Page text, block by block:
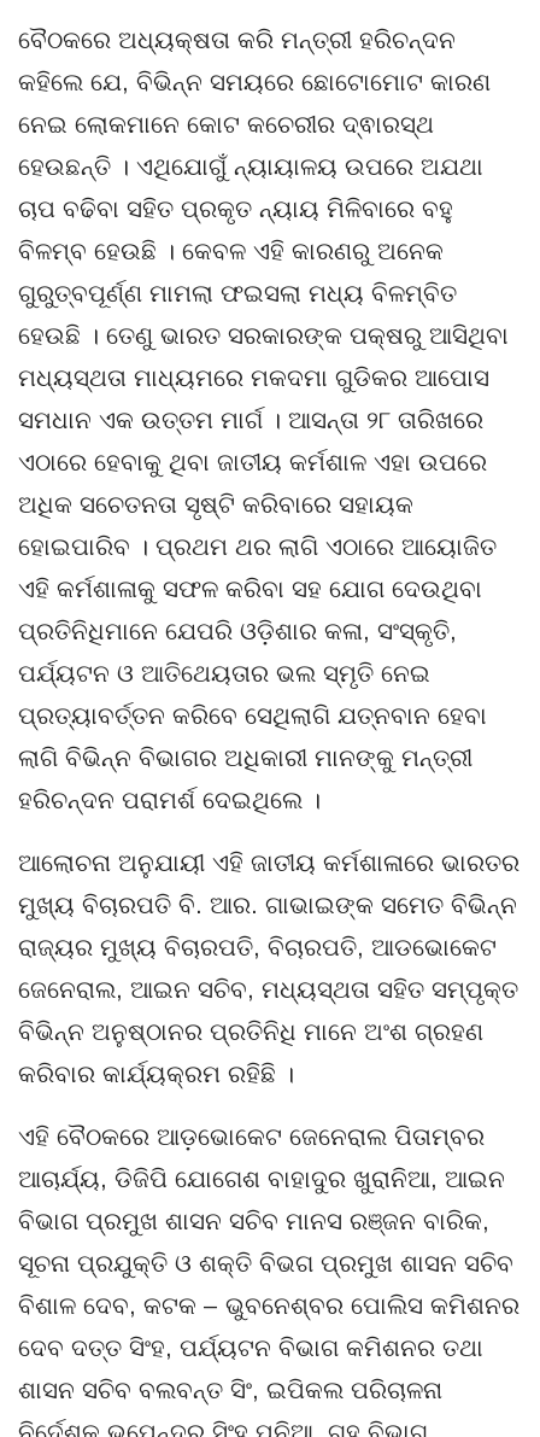
ବୈଠକରେ ଅଧ୍ୟକ୍ଷତା କରି ମନ୍ତ୍ରୀ ହରିଚନ୍ଦନ
କହିଲେ ଯେ, ବିଭିନ୍ନ ସମୟରେ ଛୋଟୋମୋଟ କାରଣ
ନେଇ ଲୋକମାନେ କୋଟ କଚେରୀର ଦ୍ଵାରସ୍ଥ
ହେଉଛନ୍ତି । ଏଥିଯୋଗୁଁ ନ୍ୟାୟାଳୟ ଉପରେ ଅଯଥା
ଚାପ ବଢିବା ସହିତ ପ୍ରକୃତ ନ୍ୟାୟ ମିଳିବାରେ ବହୁ
ବିଳମ୍ବ ହେଉଛି । କେବଳ ଏହି କାରଣରୁ ଅନେକ
ଗୁରୁତ୍ବପୂର୍ଣ୍ଣ ମାମଲା ଫଇସଲା ମଧ୍ୟ ବିଳମ୍ବିତ
ହେଉଛି । ତେଣୁ ଭାରତ ସରକାରଙ୍କ ପକ୍ଷରୁ ଆସିଥିବା
ମଧ୍ୟସ୍ଥତା ମାଧ୍ୟମରେ ମକଦମା ଗୁଡିକର ଆପୋସ
ସମଧାନ ଏକ ଉତ୍ତମ ମାର୍ଗ । ଆସନ୍ତା ୨୮ ତାରିଖରେ
ଏଠାରେ ହେବାକୁ ଥିବା ଜାତୀୟ କର୍ମଶାଳ ଏହା ଉପରେ
ଅଧିକ ସଚେତନତା ସୃଷ୍ଟି କରିବାରେ ସହାୟକ
ହୋଇପାରିବ । ପ୍ରଥମ ଥର ଲାଗି ଏଠାରେ ଆୟୋଜିତ
ଏହି କର୍ମଶାଳାକୁ ସଫଳ କରିବା ସହ ଯୋଗ ଦେଉଥିବା
ପ୍ରତିନିଧିମାନେ ଯେପରି ଓଡ଼ିଶାର କଳା, ସଂସ୍କୃତି,
ପର୍ଯ୍ୟଟନ ଓ ଆତିଥେୟତାର ଭଲ ସ୍ମୃତି ନେଇ
ପ୍ରତ୍ୟାବର୍ତ୍ତନ କରିବେ ସେଥିଲାଗି ଯତ୍ନବାନ ହେବା
ଲାଗି ବିଭିନ୍ନ ବିଭାଗର ଅଧିକାରୀ ମାନଙ୍କୁ ମନ୍ତ୍ରୀ
ହରିଚନ୍ଦନ ପରାମର୍ଶ ଦେଇଥିଲେ ।
ଆଲୋଚନା ଅନୁଯାୟୀ ଏହି ଜାତୀୟ କର୍ମଶାଳାରେ ଭାରତର
ମୁଖ୍ୟ ବିଚାରପତି ବି. ଆର. ଗାଭାଇଙ୍କ ସମେତ ବିଭିନ୍ନ
ରାଜ୍ୟର ମୁଖ୍ୟ ବିଚାରପତି, ବିଚାରପତି, ଆଡଭୋକେଟ
ଜେନେରାଲ, ଆଇନ ସଚିବ, ମଧ୍ୟସ୍ଥତା ସହିତ ସମ୍ପୃକ୍ତ
ବିଭିନ୍ନ ଅନୁଷ୍ଠାନର ପ୍ରତିନିଧି ମାନେ ଅଂଶ ଗ୍ରହଣ
କରିବାର କାର୍ଯ୍ୟକ୍ରମ ରହିଛି ।
ଏହି ବୈଠକରେ ଆଡ଼ଭୋକେଟ ଜେନେରାଲ ପିତାମ୍ବର
ଆଚାର୍ଯ୍ୟ, ଡିଜିପି ଯୋଗେଶ ବାହାଦୁର ଖୁରାନିଆ, ଆଇନ
ବିଭାଗ ପ୍ରମୁଖ ଶାସନ ସଚିବ ମାନସ ରଞ୍ଜନ ବାରିକ,
ସୂଚନା ପ୍ରଯୁକ୍ତି ଓ ଶକ୍ତି ବିଭଗ ପ୍ରମୁଖ ଶାସନ ସଚିବ
ବିଶାଳ ଦେବ, କଟକ – ଭୁବନେଶ୍ବର ପୋଲିସ କମିଶନର
ଦେବ ଦତ୍ତ ସିଂହ, ପର୍ଯ୍ୟଟନ ବିଭାଗ କମିଶନର ତଥା
ଶାସନ ସଚିବ ବଲବନ୍ତ ସିଂ, ଇପିକଲ ପରିଚାଳନା